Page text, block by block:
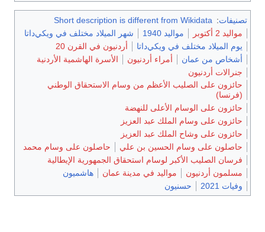
تصنيفات:
Short description is different from Wikidata
مواليد 2 أكتوبر
مواليد 1940
شهر الميلاد مختلف في ويكي‌داتا
يوم الميلاد مختلف في ويكي‌داتا
أردنيون في القرن 20
أشخاص من عمان
أمراء أردنيون
الأسرة الهاشمية الأردنية
جنرالات أردنيون
حائزون على الصليب الأعظم من وسام الاستحقاق الوطني
(فرنسا)
حائزون على الوسام الأعلى للنهضة
حائزون على وسام الملك عبد العزيز
حائزون على وشاح الملك عبد العزيز
حاصلون على وسام الحسين بن علي
حاصلون على وسام محمد
فرسان الصليب الأكبر لوسام استحقاق الجمهورية الإيطالية
مسلمون أردنيون
مواليد في مدينة عمان
هاشميون
وفيات 2021
حسنيون